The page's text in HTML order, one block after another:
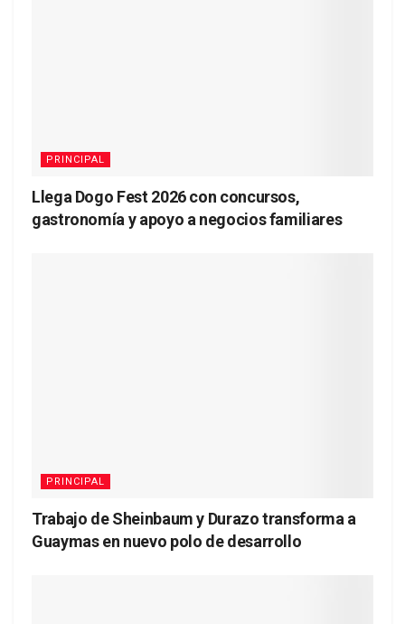
PRINCIPAL
Llega Dogo Fest 2026 con concursos,
gastronomía y apoyo a negocios familiares
PRINCIPAL
Trabajo de Sheinbaum y Durazo transforma a
Guaymas en nuevo polo de desarrollo